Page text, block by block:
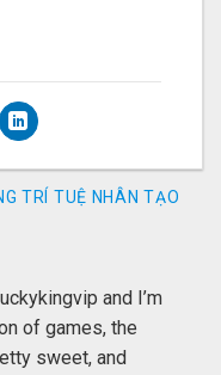
TRÍ TUỆ NHÂN TẠO
and I’m
of games, the
sweet, and